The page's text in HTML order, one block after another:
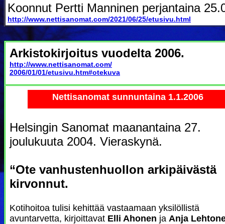
Koonnut Pertti Manninen perjantaina
http://www.nettisanomat.com/2021/06/25/etusivu.html
Arkistokirjoitus vuodelta 2006.
http://www.nettisanomat.com/
2006/01/01/etusivu.htm#otekuva
Nettisanomat sunnuntaina 1.1.2006
Helsingin Sanomat maanantaina 27.
joulukuuta 2004. Vieraskynä.
“Ote vanhustenhuollon arkipäivästä
kirvonnut.
Kotihoitoa tulisi kehittää vastaamaan yksilöllistä
avuntarvetta, kirjoittavat Elli Ahonen ja Anja